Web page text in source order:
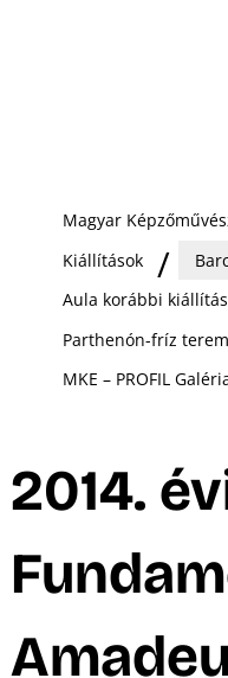
Magyar
Kiállítások
Aula korábbi
Parthenón-fríz
MKE – PROFIL
2014.